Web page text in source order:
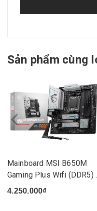
Sản phẩm cùng
Mainboard MSI B650M
Gaming Plus Wifi (DDR5)
(...
4.250.000₫